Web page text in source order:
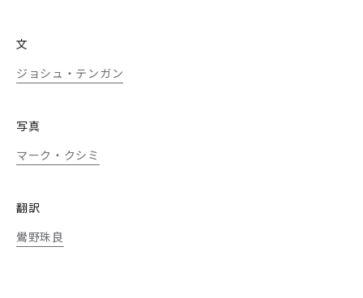
文
ジョシュ・テンガン
写真
マーク・クシミ
翻訳
鷽野珠良